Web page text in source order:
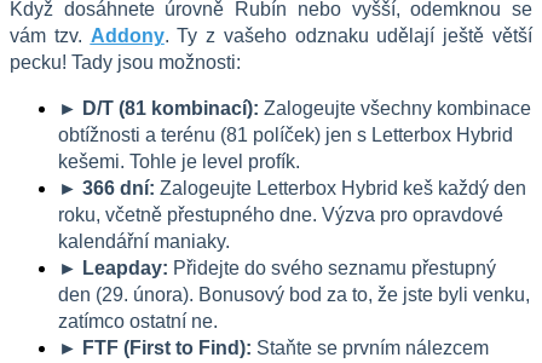
Když dosáhnete úrovně Rubín nebo vyšší, odemknou se
vám tzv. Addony. Ty z vašeho odznaku udělají ještě větší
pecku! Tady jsou možnosti:
► D/T (81 kombinací): Zalogeujte všechny kombinace
obtížnosti a terénu (81 políček) jen s Letterbox Hybrid
kešemi. Tohle je level profík.
► 366 dní: Zalogeujte Letterbox Hybrid keš každý den
roku, včetně přestupného dne. Výzva pro opravdové
kalendářní maniaky.
► Leapday: Přidejte do svého seznamu přestupný
den (29. února). Bonusový bod za to, že jste byli venku,
zatímco ostatní ne.
► FTF (First to Find): Staňte se prvním nálezcem